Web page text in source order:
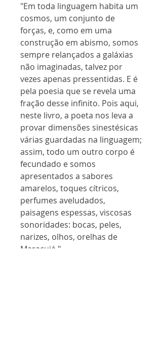
"Em toda linguagem habita um
cosmos, um conjunto de
forças, e, como em uma
construção em abismo, somos
sempre relançados a galáxias
não imaginadas, talvez por
vezes apenas pressentidas. E é
pela poesia que se revela uma
fração desse infinito. Pois aqui,
neste livro, a poeta nos leva a
provar dimensões sinestésicas
várias guardadas na linguagem;
assim, todo um outro corpo é
fecundado e somos
apresentados a sabores
amarelos, toques cítricos,
perfumes aveludados,
paisagens espessas, viscosas
sonoridades: bocas, peles,
narizes, olhos, orelhas de
Maracujá."